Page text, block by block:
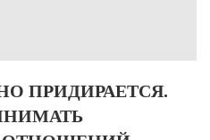
ПРИДИРАЕТСЯ.